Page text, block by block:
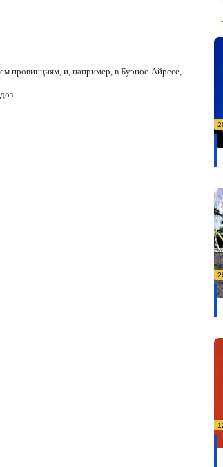
провинциям, и, например, в Буэнос-Айресе,